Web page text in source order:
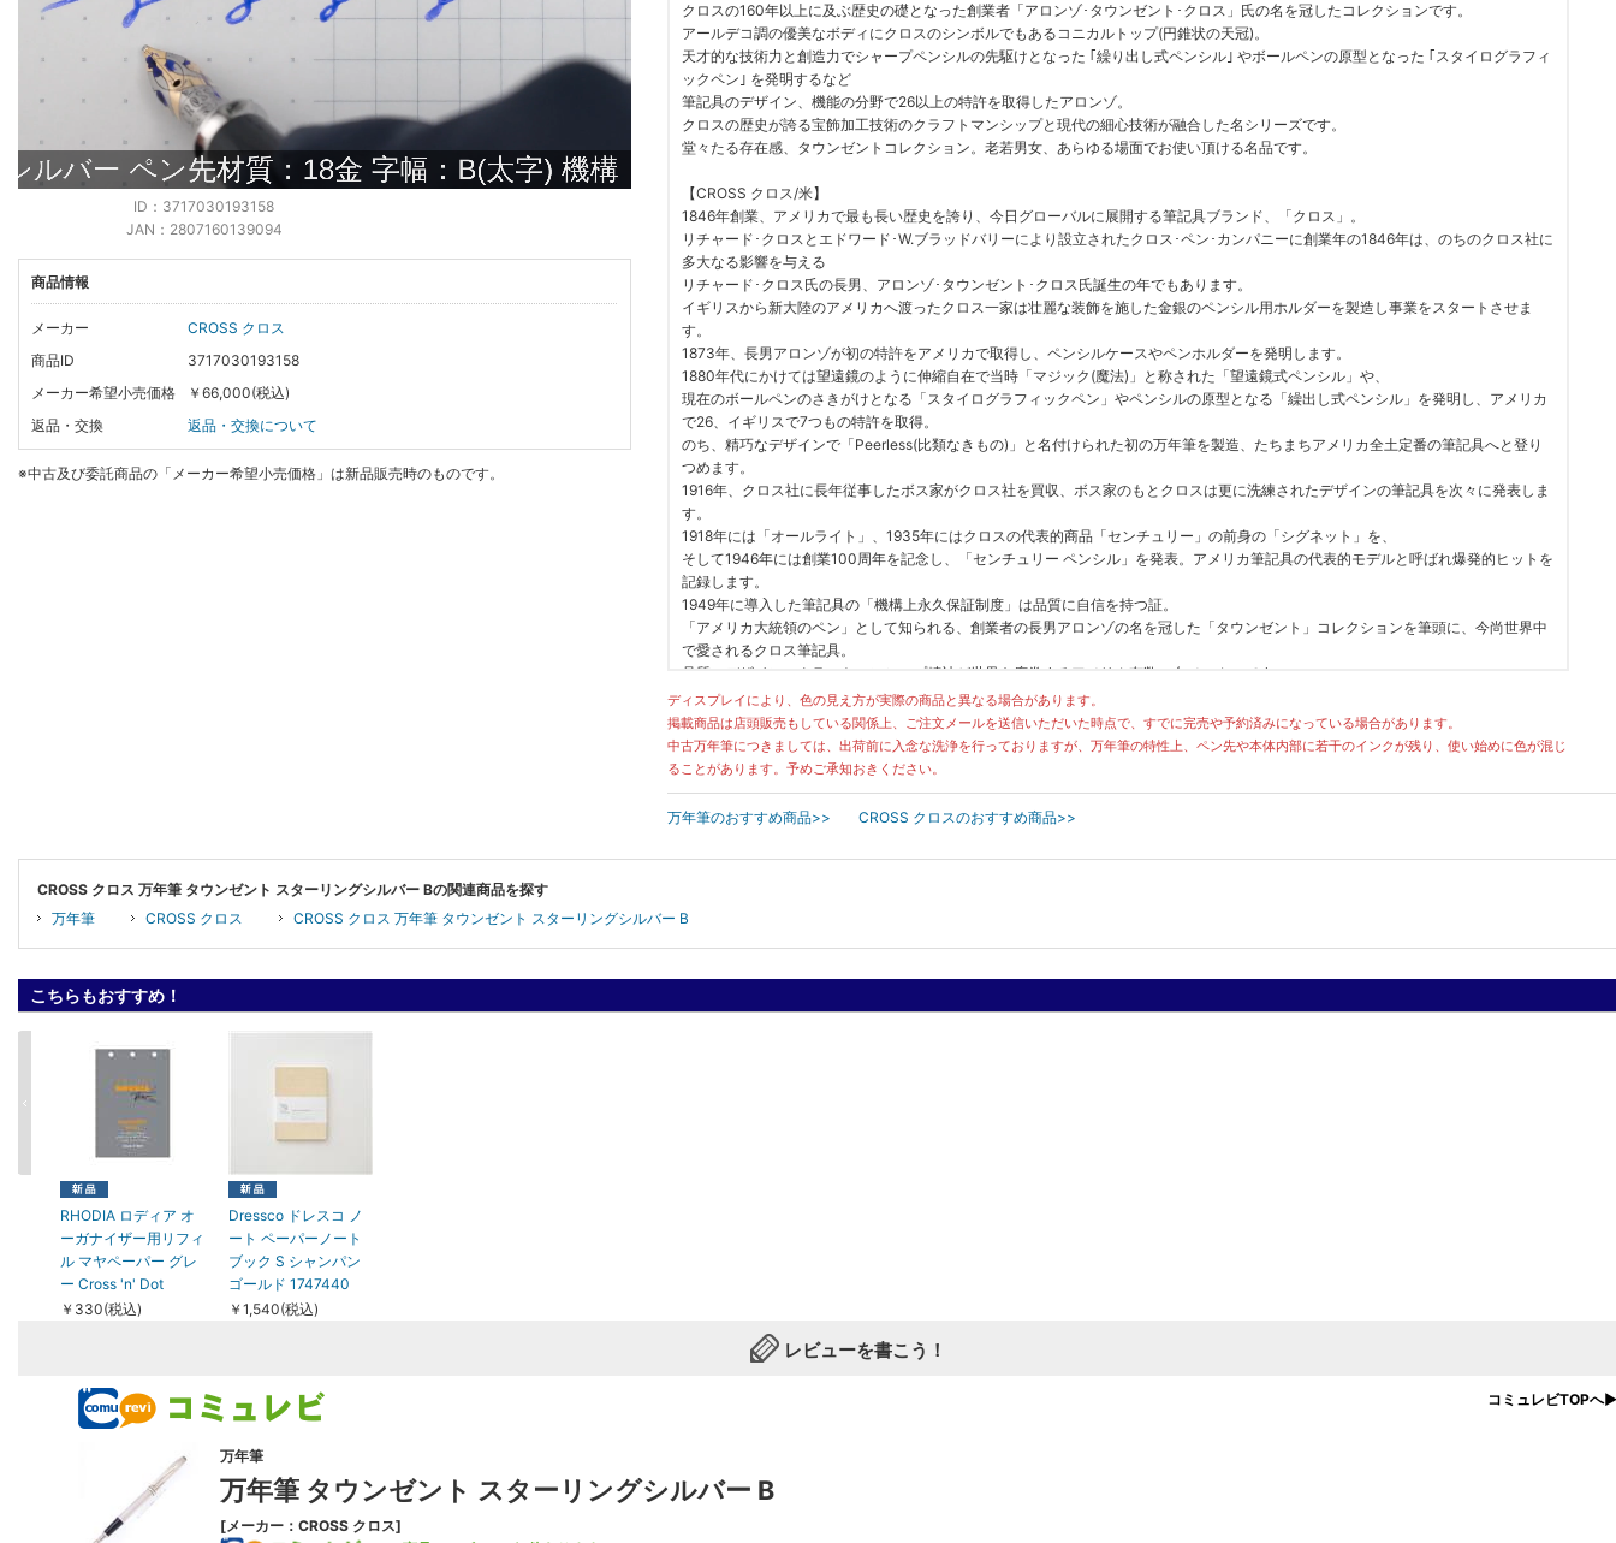
クロスの160年以上に及ぶ歴史の礎となった創業者「アロンゾ･タウンゼント･クロス」氏の名を冠したコレクションです。
アールデコ調の優美なボディにクロスのシンボルでもあるコニカルトップ(円錐状の天冠)。
天才的な技術力と創造力でシャープペンシルの先駆けとなった ｢繰り出し式ペンシル｣ やボールペンの原型となった ｢スタイログラフィ
ックペン｣ を発明するなど
筆記具のデザイン、機能の分野で26以上の特許を取得したアロンゾ。
クロスの歴史が誇る宝飾加工技術のクラフトマンシップと現代の細心技術が融合した名シリーズです。
堂々たる存在感、タウンゼントコレクション。老若男女、あらゆる場面でお使い頂ける名品です。
【CROSS クロス/米】
1846年創業、アメリカで最も長い歴史を誇り、今日グローバルに展開する筆記具ブランド、「クロス」。
リチャード･クロスとエドワード･W.ブラッドバリーにより設立されたクロス･ペン･カンパニーに創業年の1846年は、のちのクロス社に
多大なる影響を与える
リチャード･クロス氏の長男、アロンゾ･タウンゼント･クロス氏誕生の年でもあります。
イギリスから新大陸のアメリカへ渡ったクロス一家は壮麗な装飾を施した金銀のペンシル用ホルダーを製造し事業をスタートさせま
す。
1873年、長男アロンゾが初の特許をアメリカで取得し、ペンシルケースやペンホルダーを発明します。
1880年代にかけては望遠鏡のように伸縮自在で当時「マジック(魔法)」と称された「望遠鏡式ペンシル」や、
現在のボールペンのさきがけとなる「スタイログラフィックペン」やペンシルの原型となる「繰出し式ペンシル」を発明し、アメリカ
で26、イギリスで7つもの特許を取得。
のち、精巧なデザインで「Peerless(比類なきもの)」と名付けられた初の万年筆を製造、たちまちアメリカ全土定番の筆記具へと登り
つめます。
1916年、クロス社に長年従事したボス家がクロス社を買収、ボス家のもとクロスは更に洗練されたデザインの筆記具を次々に発表しま
す。
1918年には「オールライト」、1935年にはクロスの代表的商品「センチュリー」の前身の「シグネット」を、
そして1946年には創業100周年を記念し、「センチュリー ペンシル」を発表。アメリカ筆記具の代表的モデルと呼ばれ爆発的ヒットを
記録します。
1949年に導入した筆記具の「機構上永久保証制度」は品質に自信を持つ証。
「アメリカ大統領のペン」として知られる、創業者の長男アロンゾの名を冠した「タウンゼント」コレクションを筆頭に、今尚世界中
で愛されるクロス筆記具。
品質、デザイン、クラフトマンシップ精神が世界を席巻するアメリカ有数の名メーカーです。
ディスプレイにより、色の見え方が実際の商品と異なる場合があります。
掲載商品は店頭販売もしている関係上、ご注文メールを送信いただいた時点で、すでに完売や予約済みになっている場合があります。
中古万年筆につきましては、出荷前に入念な洗浄を行っておりますが、万年筆の特性上、ペン先や本体内部に若干のインクが残り、使い始めに色が混じ
ることがあります。予めご承知おきください。
万年筆のおすすめ商品>> CROSS クロスのおすすめ商品>>
ID：3717030193158
JAN：2807160139094
商品情報
メーカー
CROSS クロス
商品ID
3717030193158
メーカー希望小売価格
￥66,000(税込)
返品・交換
返品・交換について
※中古及び委託商品の「メーカー希望小売価格」は新品販売時のものです。
CROSS クロス 万年筆 タウンゼント スターリングシルバー Bの関連商品を探す
万年筆
CROSS クロス CROSS クロス 万年筆 タウンゼント スターリングシルバー B
こちらもおすすめ！
RHODIA ロディア オ
ーガナイザー用リフィ
ル マヤペーパー グレ
ー Cross 'n' Dot
￥330(税込)
Dressco ドレスコ ノ
ート ペーパーノート
ブック S シャンパン
ゴールド 1747440
￥1,540(税込)
レビューを書こう！
コミュレビTOPへ▶
万年筆
万年筆 タウンゼント スターリングシルバー B
[メーカー：CROSS クロス]